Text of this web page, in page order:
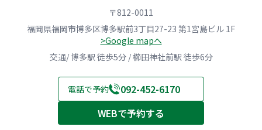
〒812-0011
福岡県福岡市博多区博多駅前3丁目27-23 第1宮島ビル 1F
>Google mapへ
交通/ 博多駅 徒歩5分 / 櫛田神社前駅 徒歩6分
電話で予約
092-452-6170
WEBで予約する